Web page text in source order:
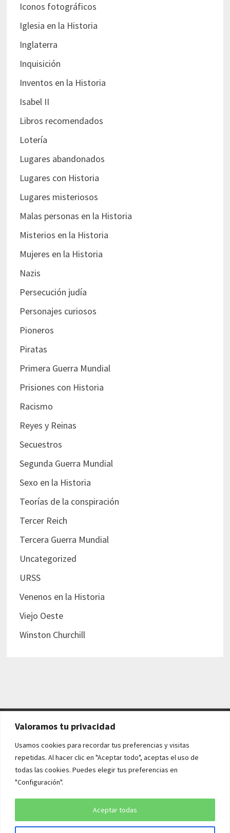
Valoramos tu privacidad
Usamos cookies para recordar tus preferencias y visitas
repetidas. Al hacer clic en "Aceptar todo", aceptas el uso de
todas las cookies. Puedes elegir tus preferencias en
"Configuración".
Aceptar todas
Iconos fotográficos
Iglesia en la Historia
Inglaterra
Inquisición
Inventos en la Historia
Isabel II
Libros recomendados
Lotería
Lugares abandonados
Lugares con Historia
Lugares misteriosos
Malas personas en la Historia
Misterios en la Historia
Mujeres en la Historia
Nazis
Persecución judía
Personajes curiosos
Pioneros
Piratas
Primera Guerra Mundial
Prisiones con Historia
Racismo
Reyes y Reinas
Secuestros
Segunda Guerra Mundial
Sexo en la Historia
Teorías de la conspiración
Tercer Reich
Tercera Guerra Mundial
Uncategorized
URSS
Venenos en la Historia
Viejo Oeste
Winston Churchill
AVISO LEGAL Y POLÍTICAS
Aviso legal
Política de cookies